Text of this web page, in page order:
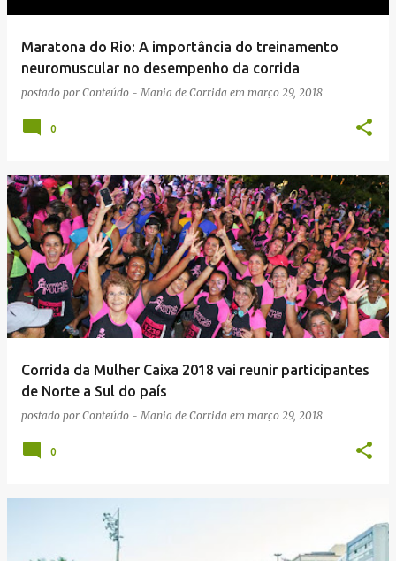
Maratona do Rio: A importância do treinamento
neuromuscular no desempenho da corrida
postado por Conteúdo - Mania de Corrida em março 29, 2018
0
Corrida da Mulher Caixa 2018 vai reunir participantes
de Norte a Sul do país
postado por Conteúdo - Mania de Corrida em março 29, 2018
0